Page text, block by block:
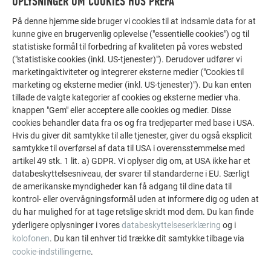
LAD DIG INSPIRERE
FLERE REFERENCER
De PREFA referentiegallerij laat zien hoe veelzijdig
aluminium kan worden toegepast. Ontdek meer
indrukwekkende projecten met de duurzame PREFA
aluminiumoplossingen voor dak, zonne-energie en
gevel.
SE FLERE REFERENCER
På denne hjemme side bruger vi cookies til at indsamle data for at
kunne give en brugervenlig oplevelse ("essentielle cookies") og til
statistiske formål til forbedring af kvaliteten på vores websted
("statistiske cookies (inkl. US-tjenester)"). Derudover udfører vi
marketingaktiviteter og integrerer eksterne medier ("Cookies til
marketing og eksterne medier (inkl. US-tjenester)"). Du kan enten
tillade de valgte kategorier af cookies og eksterne medier vha.
knappen "Gem" eller acceptere alle cookies og medier. Disse
cookies behandler data fra os og fra tredjeparter med base i USA.
Hvis du giver dit samtykke til alle tjenester, giver du også eksplicit
samtykke til overførsel af data til USA i overensstemmelse med
artikel 49 stk. 1 lit. a) GDPR. Vi oplyser dig om, at USA ikke har et
databeskyttelsesniveau, der svarer til standarderne i EU. Særligt
de amerikanske myndigheder kan få adgang til dine data til
kontrol- eller overvågningsformål uden at informere dig og uden at
du har mulighed for at tage retslige skridt mod dem. Du kan finde
yderligere oplysninger i voresdatabeskyttelseserklæring og i
kolofonen. Du kan til enhver tid trække dit samtykke tilbage via
cookie-indstillingerne.